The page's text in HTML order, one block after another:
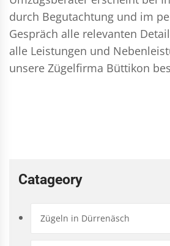
durch Begutachtung und im
Gespräch alle relevanten
alle Leistungen und
unsere Zügelfirma Büttikon
Catageory
Zügeln in Dürrenäsch